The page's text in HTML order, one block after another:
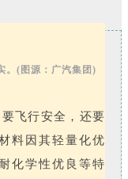
。(图源：广汽集团)
飞行安全，还要
料因其轻量化优
化学性优良等特